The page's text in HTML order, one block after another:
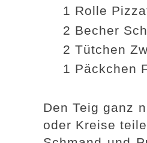
1 Rolle
2 Becher
2 Tütchen
1 Päckchen
Den Teig ganz
oder Kreise